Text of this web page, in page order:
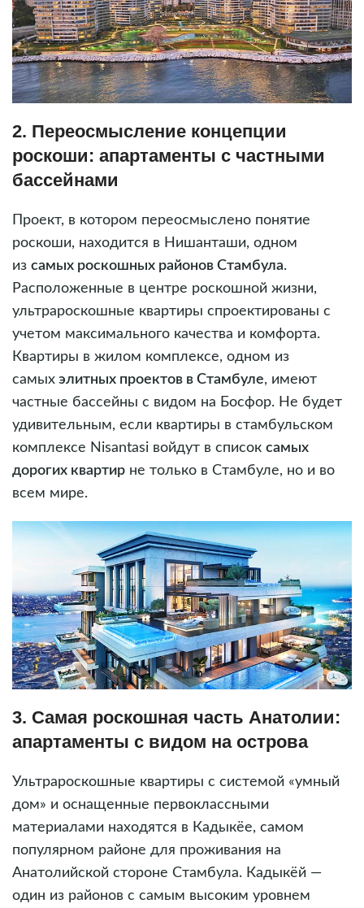
2. Переосмысление концепции
роскоши: апартаменты с частными
бассейнами
Проект, в котором переосмыслено понятие
роскоши, находится в Нишанташи, одном
из самых роскошных районов Стамбула.
Расположенные в центре роскошной жизни,
ультрароскошные квартиры спроектированы с
учетом максимального качества и комфорта.
Квартиры в жилом комплексе, одном из
самых элитных проектов в Стамбуле, имеют
частные бассейны с видом на Босфор. Не будет
удивительным, если квартиры в стамбульском
комплексе Nisantasi войдут в список самых
дорогих квартир не только в Стамбуле, но и во
всем мире.
3. Самая роскошная часть Анатолии:
апартаменты с видом на острова
Ультрароскошные квартиры с системой «умный
дом» и оснащенные первоклассными
материалами находятся в Кадыкёе, самом
популярном районе для проживания на
Анатолийской стороне Стамбула. Кадыкёй —
один из районов с самым высоким уровнем